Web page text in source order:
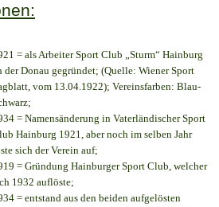
= als Arbeiter Sport Club „Sturm“ Hainburg
der Donau gegründet; (Quelle: Wiener Sport
vom 13.04.1922); Vereinsfarben: Blau-
= Namensänderung in Vaterländischer Sport
Hainburg 1921, aber noch im selben Jahr
sich der Verein auf;
= Gründung Hainburger Sport Club, welcher
1932 auflöste;
= entstand aus den beiden aufgelösten